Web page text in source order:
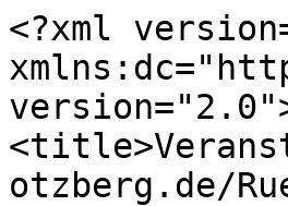
<?xml version="1.0" encoding="UTF-8"?><rss xmlns:dc="http://purl.org/dc/elements/1.1/" version="2.0"><channel><title>Veranstaltungen</title><link>https://owk-otzberg.de/Rueckblick/Wanderberichte-2024/index.php/#STRATP_cm4all_com_widgets_EventCalendar_48843849</link><description/><item><title>13.01.2024 Wanderbericht "Sieben-Hügel-Steig"</title><link>https://owk-otzberg.de/Rueckblick/Wanderberichte-2024/index.php/;focus=STRATP_cm4all_com_widgets_EventCalendar_48843849?a=20240114162035-2166&amp;m=d#STRATP_cm4all_com_widgets_EventCalendar_48843849</link><description>zum Bericht geht's hier --&gt;</description><pubDate>Thu, 06 Aug 2026 16:23:58 GMT</pubDate><guid>https://owk-otzberg.de/Rueckblick/Wanderberichte-2024/index.php/;focus=STRATP_cm4all_com_widgets_EventCalendar_48843849?a=20240114162035-2166&amp;m=d#STRATP_cm4all_com_widgets_EventCalendar_48843849</guid><dc:date>2026-08-06T16:23:58Z</dc:date></item><item><title>18.02.2024 Wanderbericht "Dreiseetal"</title><link>https://owk-otzberg.de/Rueckblick/Wanderberichte-2024/index.php/;focus=STRATP_cm4all_com_widgets_EventCalendar_48843849?a=20240226093920-8959&amp;m=d#STRATP_cm4all_com_widgets_EventCalendar_48843849</link><description>zum Bericht geht's hier --&gt;</description><pubDate>Thu, 06 Aug 2026 16:23:58 GMT</pubDate><guid>https://owk-otzberg.de/Rueckblick/Wanderberichte-2024/index.php/;focus=STRATP_cm4all_com_widgets_EventCalendar_48843849?a=20240226093920-8959&amp;m=d#STRATP_cm4all_com_widgets_EventCalendar_48843849</guid><dc:date>2026-08-06T16:23:58Z</dc:date></item><item><title>01.03.2024 Wanderbericht "Wanderung zum Weiler Hippelsbach"</title><link>https://owk-otzberg.de/Rueckblick/Wanderberichte-2024/index.php/;focus=STRATP_cm4all_com_widgets_EventCalendar_48843849?a=20240628145315-2903&amp;m=d#STRATP_cm4all_com_widgets_EventCalendar_48843849</link><description>Bericht folgt</description><pubDate>Thu, 06 Aug 2026 16:23:58 GMT</pubDate><guid>https://owk-otzberg.de/Rueckblick/Wanderberichte-2024/index.php/;focus=STRATP_cm4all_com_widgets_EventCalendar_48843849?a=20240628145315-2903&amp;m=d#STRATP_cm4all_com_widgets_EventCalendar_48843849</guid><dc:date>2026-08-06T16:23:58Z</dc:date></item><item><title>02.03.2024 Wanderbericht "1. Streckenwanderung 2024 nach Langenbrombach"</title><link>https://owk-otzberg.de/Rueckblick/Wanderberichte-2024/index.php/;focus=STRATP_cm4all_com_widgets_EventCalendar_48843849?a=20240323121350-5821&amp;m=d#STRATP_cm4all_com_widgets_EventCalendar_48843849</link><description>zum Bericht geht's hier --&gt;</description><pubDate>Thu, 06 Aug 2026 16:23:58 GMT</pubDate><guid>https://owk-otzberg.de/Rueckblick/Wanderberichte-2024/index.php/;focus=STRATP_cm4all_com_widgets_EventCalendar_48843849?a=20240323121350-5821&amp;m=d#STRATP_cm4all_com_widgets_EventCalendar_48843849</guid><dc:date>2026-08-06T16:23:58Z</dc:date></item><item><title>24.03.2024 Wanderbericht "Burgruine Freienstein"</title><link>https://owk-otzberg.de/Rueckblick/Wanderberichte-2024/index.php/